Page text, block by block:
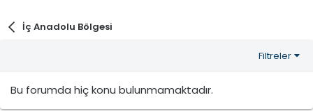
İç Anadolu Bölgesi
Filtreler
Bu forumda hiç konu bulunmamaktadır.